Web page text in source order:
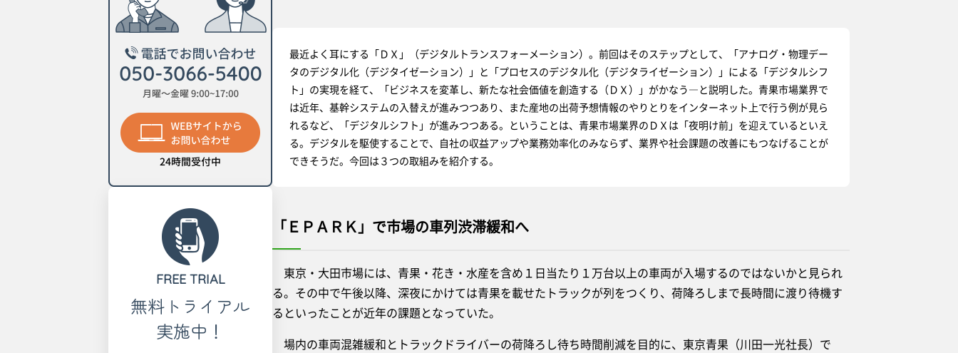
FREE TRIAL
無料トライアル
実施中！
最近よく耳にする「ＤＸ」（デジタルトランスフォーメーション）。前回はそのステップとして、「アナログ・物理デー
タのデジタル化（デジタイゼーション）」と「プロセスのデジタル化（デジタライゼーション）」による「デジタルシフ
ト」の実現を経て、「ビジネスを変革し、新たな社会価値を創造する（ＤＸ）」がかなう―と説明した。青果市場業界で
は近年、基幹システムの入替えが進みつつあり、また産地の出荷予想情報のやりとりをインターネット上で行う例が見ら
れるなど、「デジタルシフト」が進みつつある。ということは、青果市場業界のＤＸは「夜明け前」を迎えているといえ
る。デジタルを駆使することで、自社の収益アップや業務効率化のみならず、業界や社会課題の改善にもつなげることが
できそうだ。今回は３つの取組みを紹介する。
「ＥＰＡＲＫ」で市場の車列渋滞緩和へ
東京・大田市場には、青果・花き・水産を含め１日当たり１万台以上の車両が入場するのではないかと見られ
る。その中で午後以降、深夜にかけては青果を載せたトラックが列をつくり、荷降ろしまで長時間に渡り待機す
るといったことが近年の課題となっていた。
場内の車両混雑緩和とトラックドライバーの荷降ろし待ち時間削減を目的に、東京青果（川田一光社長）で